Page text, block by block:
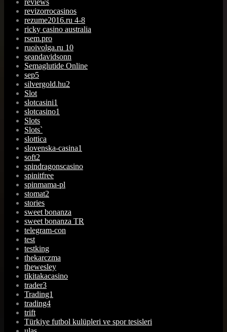
reviews
revizorrocasinos
rezume2016.ru 4-8
ricky casino australia
rsem.pro
ruoivolga.ru 10
seandavidsonn
Semaglutide Online
sep5
silvergold.hu2
Slot
slotcasini1
slotcasino1
Slots
Slots`
slottica
slovenska-casina1
soft2
spindragonscasino
spinitfree
spinmama-pl
stomat2
stories
sweet bonanza
sweet bonanza TR
telegram-con
test
testking
thekarczma
thewesley
tikitakacasino
trader3
Trading1
trading4
trift
Türkiye futbol kulüpleri ve spor tesisleri